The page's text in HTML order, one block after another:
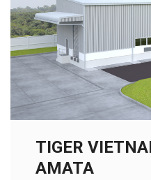
TIGER
AMATA